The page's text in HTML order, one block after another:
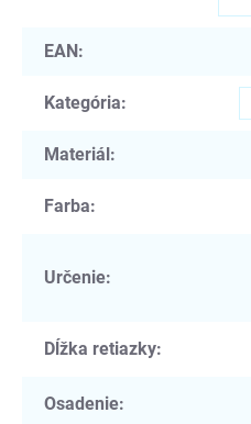
EAN:
Kategória:
Materiál:
Farba:
Určenie:
Dĺžka retiazky:
Osadenie: